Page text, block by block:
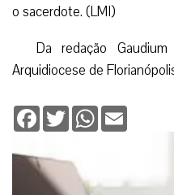
o sacerdote. (LMI)
Da redação
Arquidiocese de
Facebook
TwitterWhatsApp